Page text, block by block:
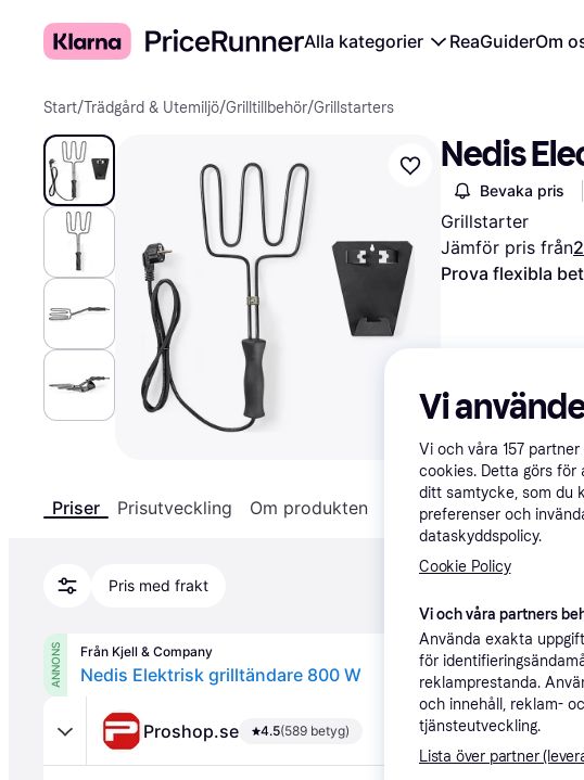
Alla kategorier ReaGuiderOm
Start/Trädgård & Utemiljö/Grilltillbehör/Grillstarters
Nedis
Bevaka pris
Grillstarter
Jämför pris från
Prova flexibla
Priser Prisutveckling Om produkten Specifikationer
Pris med frakt
ANNONS Från Kjell & Company
Nedis Elektrisk grilltändare 800 W
Proshop.se 4.5(589 betyg)
Vi
Vi och våra 157 partner
cookies. Detta görs för
ditt samtycke, som du
preferenser och
dataskyddspolicy.
Cookie Policy
Vi och våra partners
Använda exakta
för
reklamprestanda.
och innehåll, reklam-
tjänsteutveckling.
Lista över partner